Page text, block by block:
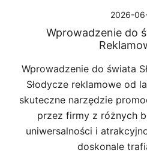
2026-
Wprowadzenie do
Wprowadzenie do świata
Słodycze reklamowe od
skuteczne narzędzie
przez firmy z różnych
uniwersalności i
doskonale